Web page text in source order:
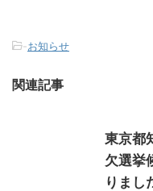
-お知らせ
関連記事
東京都
欠選挙
りまし